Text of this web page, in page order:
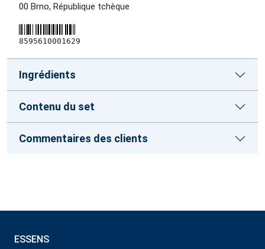
00 Brno, République tchèque
8595610001629
Ingrédients
Contenu du set
Commentaires des clients
ESSENS